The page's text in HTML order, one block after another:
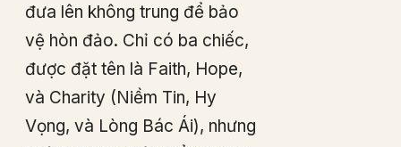
đưa lên không trung để bảo
vệ hòn đảo. Chỉ có ba chiếc,
được đặt tên là Faith, Hope,
và Charity (Niềm Tin, Hy
Vọng, và Lòng Bác Ái), nhưng